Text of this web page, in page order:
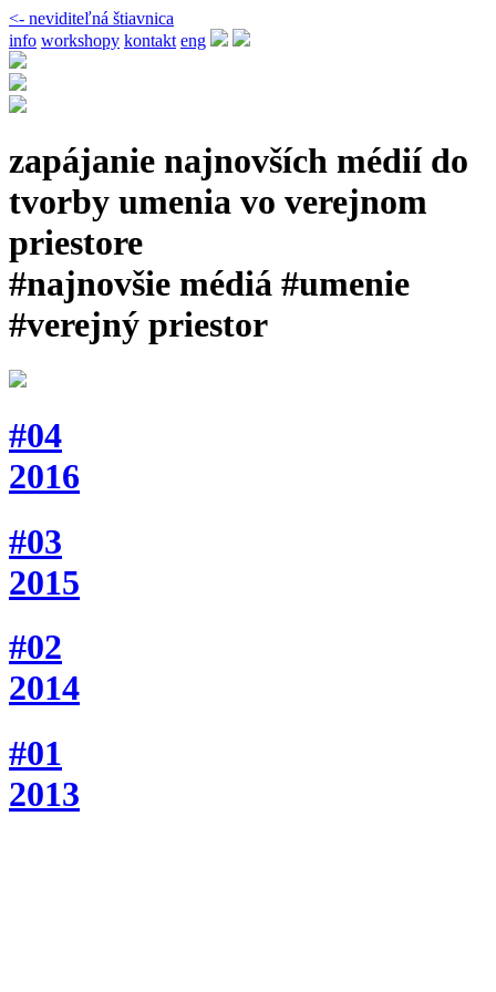
<- neviditeľná štiavnica
info workshopy kontakt eng
zapájanie najnovších médií do
tvorby umenia vo verejnom
priestore
#najnovšie médiá #umenie
#verejný priestor
#04
2016
#03
2015
#02
2014
#01
2013